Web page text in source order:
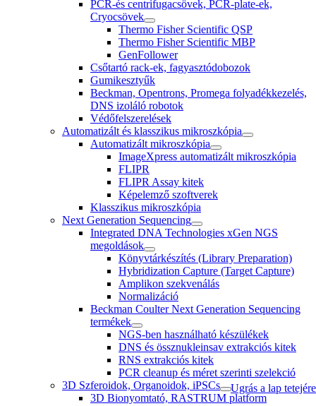
PCR-és centrifugacsövek, PCR-plate-ek,
Cryocsövek
Thermo Fisher Scientific QSP
Thermo Fisher Scientific MBP
GenFollower
Csőtartó rack-ek, fagyasztódobozok
Gumikesztyűk
Beckman, Opentrons, Promega folyadékkezelés,
DNS izoláló robotok
Védőfelszerelések
Automatizált és klasszikus mikroszkópia
Automatizált mikroszkópia
ImageXpress automatizált mikroszkópia
FLIPR
FLIPR Assay kitek
Képelemző szoftverek
Klasszikus mikroszkópia
Next Generation Sequencing
Integrated DNA Technologies xGen NGS
megoldások
Könyvtárkészítés (Library Preparation)
Hybridization Capture (Target Capture)
Amplikon szekvenálás
Normalizáció
Beckman Coulter Next Generation Sequencing
termékek
NGS-ben használható készülékek
DNS és össznukleinsav extrakciós kitek
RNS extrakciós kitek
PCR cleanup és méret szerinti szelekció
3D Szferoidok, Organoidok, iPSCs
3D Bionyomtató, RASTRUM platform
Ugrás a lap tetejére